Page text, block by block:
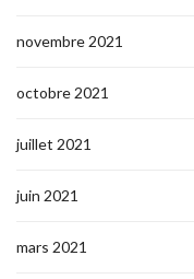
novembre 2021
octobre 2021
juillet 2021
juin 2021
mars 2021